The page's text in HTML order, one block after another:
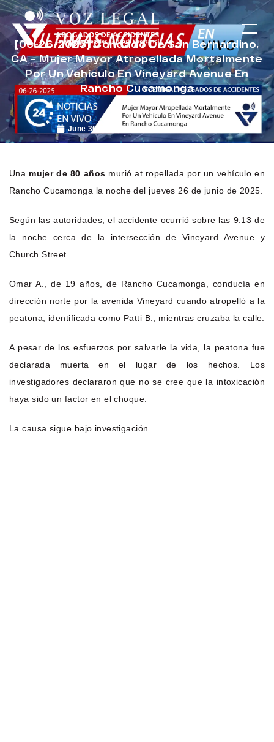
[06-26-2025] Condado De San Bernardino,
CA – Mujer Mayor Atropellada Mortalmente
Por Un Vehículo En Vineyard Avenue En
Rancho Cucamonga
June 30, 2025 Noticias de Accidentes
Una mujer de 80 años murió at ropellada por un vehículo en
Rancho Cucamonga la noche del jueves 26 de junio de 2025.
Según las autoridades, el accidente ocurrió sobre las 9:13 de
la noche cerca de la intersección de Vineyard Avenue y
Church Street.
Omar A., de 19 años, de Rancho Cucamonga, conducía en
dirección norte por la avenida Vineyard cuando atropelló a la
peatona, identificada como Patti B., mientras cruzaba la calle.
A pesar de los esfuerzos por salvarle la vida, la peatona fue
declarada muerta en el lugar de los hechos. Los
investigadores declararon que no se cree que la intoxicación
haya sido un factor en el choque.
La causa sigue bajo investigación.